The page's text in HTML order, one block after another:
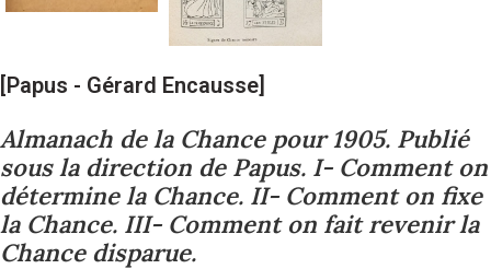
[Papus - Gérard Encausse]
Almanach de la Chance pour 1905. Publié
sous la direction de Papus. I- Comment on
détermine la Chance. II- Comment on fixe
la Chance. III- Comment on fait revenir la
Chance disparue.